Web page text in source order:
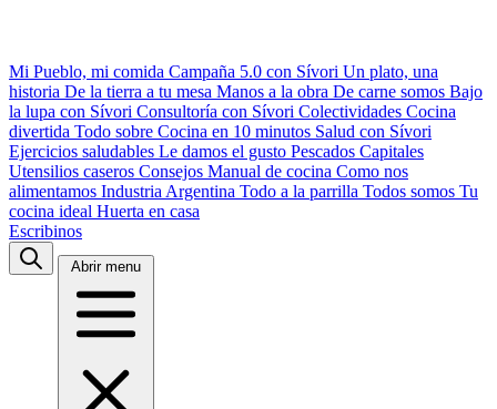
Mi Pueblo, mi comida Campaña 5.0 con Sívori Un plato, una
historia De la tierra a tu mesa Manos a la obra De carne somos Bajo
la lupa con Sívori Consultoría con Sívori Colectividades Cocina
divertida Todo sobre Cocina en 10 minutos Salud con Sívori
Ejercicios saludables Le damos el gusto Pescados Capitales
Utensilios caseros Consejos Manual de cocina Como nos
alimentamos Industria Argentina Todo a la parrilla Todos somos Tu
cocina ideal Huerta en casa
Escribinos
Abrir menu